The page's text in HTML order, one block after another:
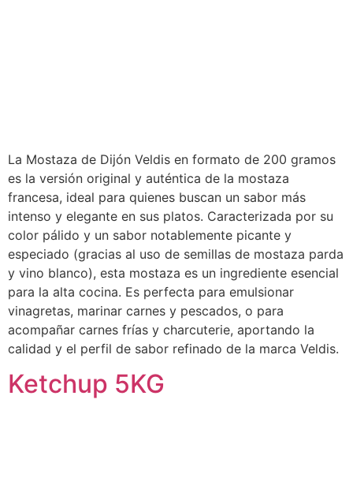
La Mostaza de Dijón Veldis en formato de 200 gramos
es la versión original y auténtica de la mostaza
francesa, ideal para quienes buscan un sabor más
intenso y elegante en sus platos. Caracterizada por su
color pálido y un sabor notablemente picante y
especiado (gracias al uso de semillas de mostaza parda
y vino blanco), esta mostaza es un ingrediente esencial
para la alta cocina. Es perfecta para emulsionar
vinagretas, marinar carnes y pescados, o para
acompañar carnes frías y charcuterie, aportando la
calidad y el perfil de sabor refinado de la marca Veldis.
Ketchup 5KG